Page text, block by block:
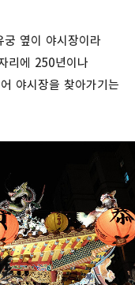
궁 옆이 야시장이라
리에 250년이나
야시장을 찾아가기는